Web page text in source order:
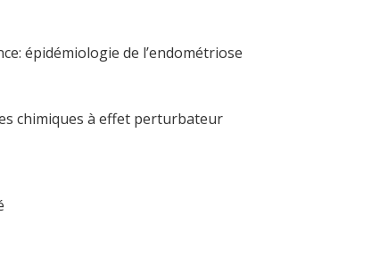
épidémiologie de l’endométriose
chimiques à effet perturbateur